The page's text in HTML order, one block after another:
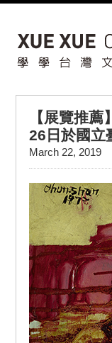
【展覽推
26日於國立
March 22, 2019